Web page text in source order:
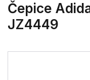
Čepice
JZ4449